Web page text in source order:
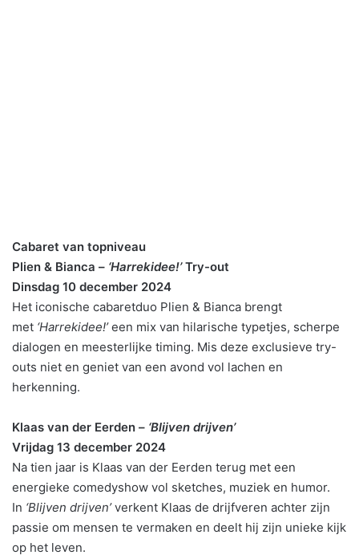
Cabaret van topniveau
Plien & Bianca – ‘Harrekidee!’Try-out
Dinsdag 10 december 2024
Het iconische cabaretduo Plien & Bianca brengt
met ‘Harrekidee!’een mix van hilarische typetjes, scherpe
dialogen en meesterlijke timing. Mis deze exclusieve try-
outs niet en geniet van een avond vol lachen en
herkenning.
Klaas van der Eerden – ‘Blijven drijven’
Vrijdag 13 december 2024
Na tien jaar is Klaas van der Eerden terug met een
energieke comedyshow vol sketches, muziek en humor.
In ‘Blijven drijven’verkent Klaas de drijfveren achter zijn
passie om mensen te vermaken en deelt hij zijn unieke kijk
op het leven.